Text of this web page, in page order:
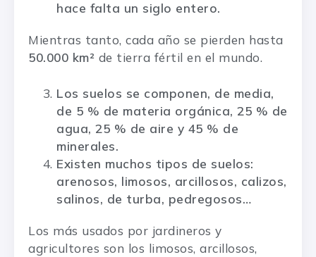
hace falta un siglo entero.
Mientras tanto, cada año se pierden hasta
50.000 km² de tierra fértil en el mundo.
Los suelos se componen, de media,
de 5 % de materia orgánica, 25 % de
agua, 25 % de aire y 45 % de
minerales.
Existen muchos tipos de suelos:
arenosos, limosos, arcillosos, calizos,
salinos, de turba, pedregosos…
Los más usados por jardineros y
agricultores son los limosos, arcillosos,